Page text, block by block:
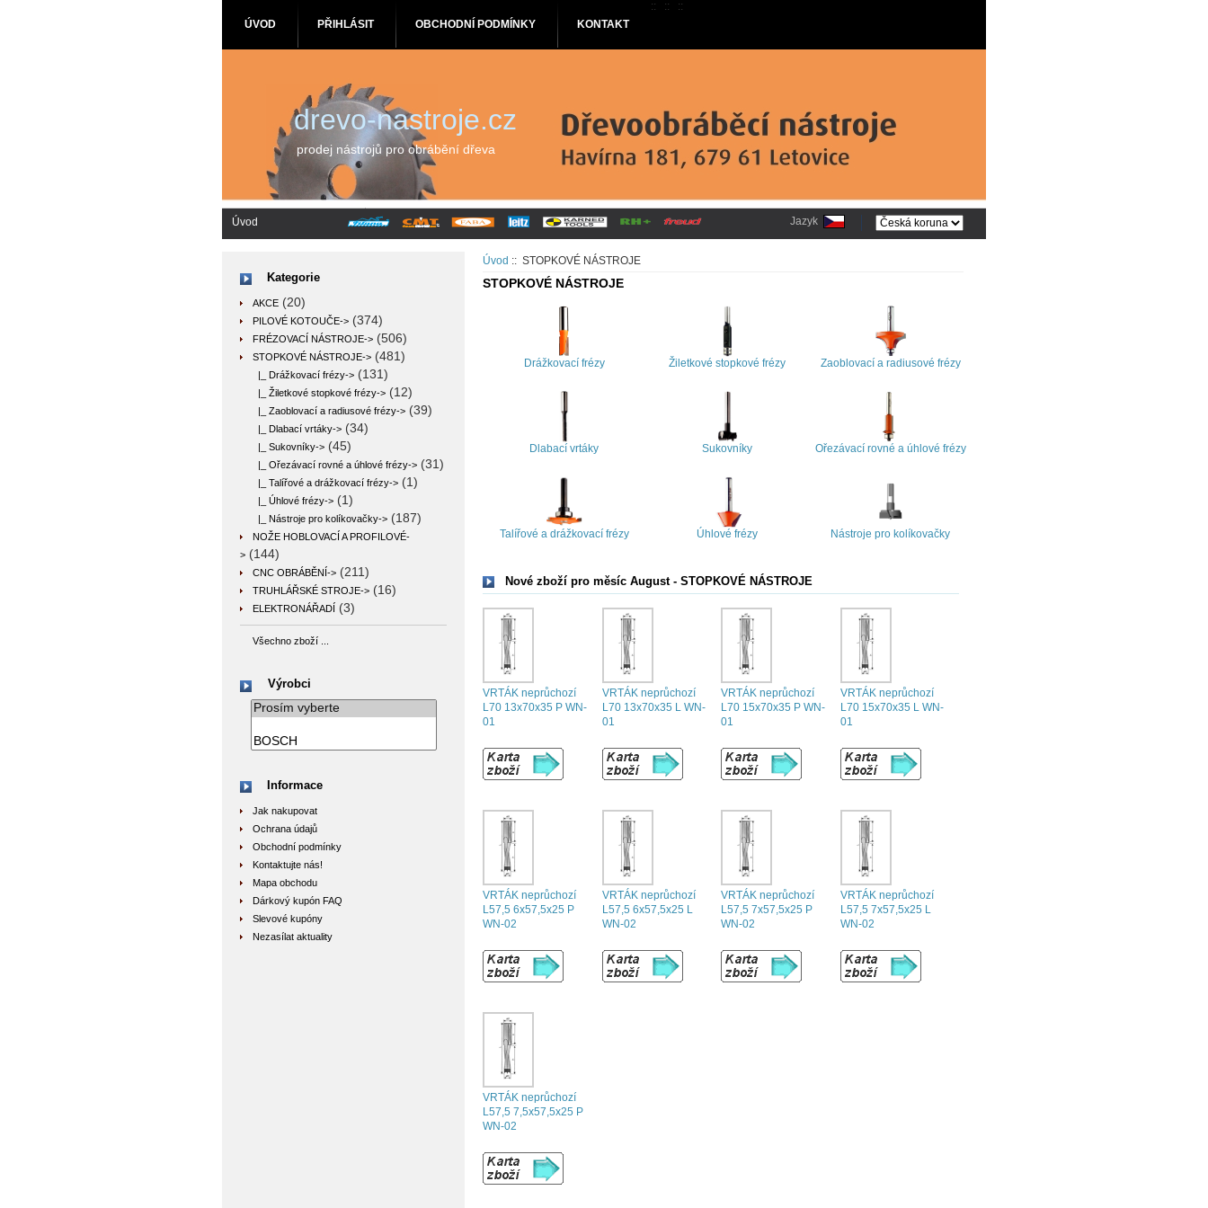
ÚVOD
::
PŘIHLÁSIT
::
OBCHODNÍ PODMÍNKY
::
KONTAKT
drevo-nastroje.cz
prodej nástrojů pro obrábění dřeva
Úvod Jazyk
Kategorie
AKCE (20)
PILOVÉ KOTOUČE-> (374)
FRÉZOVACÍ NÁSTROJE-> (506)
STOPKOVÉ NÁSTROJE-> (481)
|_ Drážkovací frézy-> (131)
|_ Žiletkové stopkové frézy-> (12)
|_ Zaoblovací a radiusové frézy-> (39)
|_ Dlabací vrtáky-> (34)
|_ Sukovníky-> (45)
|_ Ořezávací rovné a úhlové frézy-> (31)
|_ Talířové a drážkovací frézy-> (1)
|_ Úhlové frézy-> (1)
|_ Nástroje pro kolíkovačky-> (187)
NOŽE HOBLOVACÍ A PROFILOVÉ-
> (144)
CNC OBRÁBĚNÍ-> (211)
TRUHLÁŘSKÉ STROJE-> (16)
ELEKTRONÁŘADÍ (3)
Všechno zboží ...
Výrobci
Informace
Jak nakupovat
Ochrana údajů
Obchodní podmínky
Kontaktujte nás!
Mapa obchodu
Dárkový kupón FAQ
Slevové kupóny
Nezasílat aktuality
Úvod :: STOPKOVÉ NÁSTROJE
STOPKOVÉ NÁSTROJE
Drážkovací frézy Žiletkové stopkové frézy Zaoblovací a radiusové frézy
Dlabací vrtáky Sukovníky Ořezávací rovné a úhlové frézy
Talířové a drážkovací frézy Úhlové frézy Nástroje pro kolíkovačky
Nové zboží pro měsíc August - STOPKOVÉ NÁSTROJE
VRTÁK neprůchozí
L70 13x70x35 P WN-
01
VRTÁK neprůchozí
L70 13x70x35 L WN-
01
VRTÁK neprůchozí
L70 15x70x35 P WN-
01
VRTÁK neprůchozí
L70 15x70x35 L WN-
01
VRTÁK neprůchozí
L57,5 6x57,5x25 P
WN-02
VRTÁK neprůchozí
L57,5 6x57,5x25 L
WN-02
VRTÁK neprůchozí
L57,5 7x57,5x25 P
WN-02
VRTÁK neprůchozí
L57,5 7x57,5x25 L
WN-02
VRTÁK neprůchozí
L57,5 7,5x57,5x25 P
WN-02